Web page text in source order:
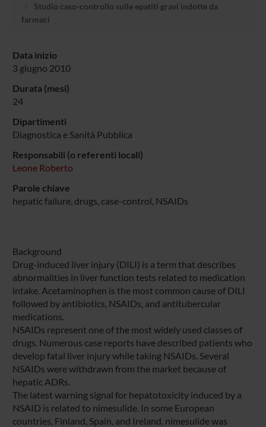
Studio caso-controllo sulle epatiti gravi indotte da
farmaci
Data inizio
3 giugno 2010
Durata (mesi)
24
Dipartimenti
Diagnostica e Sanità Pubblica
Responsabili (o referenti locali)
Leone Roberto
Parole chiave
hepatic failure, drugs, case-control, NSAIDs
Background
Drug-induced liver injury (DILI) is a term that describes
abnormalities in liver function tests related to medication
intake. Acetaminophen is the most common cause of DILI
followed by antibiotics, NSAIDs, and antitubercular
medications.
NSAIDs represent one of the most widely used classes of
drugs. Numerous case reports have described patients who
develop fatal liver injury while taking NSAIDs. Several
NSAIDs were withdrawn from the market because of
hepatic ADRs.
The latest warning signal for hepatotoxicity induced by a
NSAID is related to nimesulide. In some European
countries, Finland, Spain, and Ireland, nimesulide was